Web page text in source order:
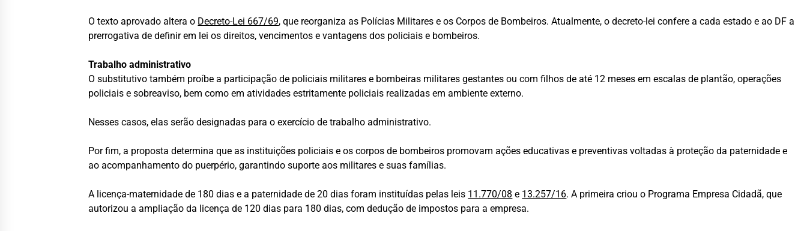
O texto aprovado altera o Decreto-Lei 667/69, que reorganiza as Polícias Militares e os Corpos de Bombeiros. Atualmente, o decreto-lei confere a cada estado e ao DF a
prerrogativa de definir em lei os direitos, vencimentos e vantagens dos policiais e bombeiros.
Trabalho administrativo
O substitutivo também proíbe a participação de policiais militares e bombeiras militares gestantes ou com filhos de até 12 meses em escalas de plantão, operações
policiais e sobreaviso, bem como em atividades estritamente policiais realizadas em ambiente externo.
Nesses casos, elas serão designadas para o exercício de trabalho administrativo.
Por fim, a proposta determina que as instituições policiais e os corpos de bombeiros promovam ações educativas e preventivas voltadas à proteção da paternidade e
ao acompanhamento do puerpério, garantindo suporte aos militares e suas famílias.
A licença-maternidade de 180 dias e a paternidade de 20 dias foram instituídas pelas leis 11.770/08 e 13.257/16. A primeira criou o Programa Empresa Cidadã, que
autorizou a ampliação da licença de 120 dias para 180 dias, com dedução de impostos para a empresa.